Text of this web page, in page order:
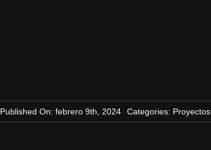
Published On: febrero 9th, 2024 Categories: Proyectos